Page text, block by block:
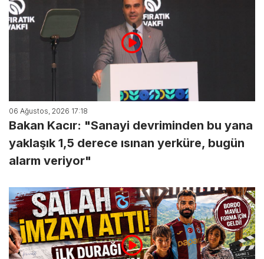
06 Ağustos, 2026 17:18
Bakan Kacır: "Sanayi devriminden bu yana
yaklaşık 1,5 derece ısınan yerküre, bugün
alarm veriyor"